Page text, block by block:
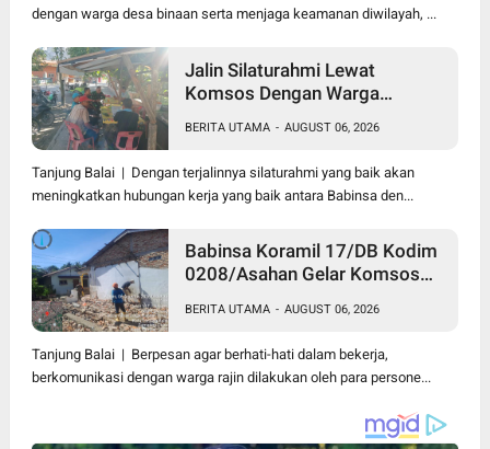
dengan warga desa binaan serta menjaga keamanan diwilayah, ...
Jalin Silaturahmi Lewat
Komsos Dengan Warga
09/TB Kodim 0208/Asahan
BERITA UTAMA - AUGUST 06, 2026
Tanjung Balai | Dengan terjalinnya silaturahmi yang baik akan
meningkatkan hubungan kerja yang baik antara Babinsa den...
Babinsa Koramil 17/DB Kodim
0208/Asahan Gelar Komsos
Bangunan
BERITA UTAMA - AUGUST 06, 2026
Tanjung Balai | Berpesan agar berhati-hati dalam bekerja,
berkomunikasi dengan warga rajin dilakukan oleh para persone...